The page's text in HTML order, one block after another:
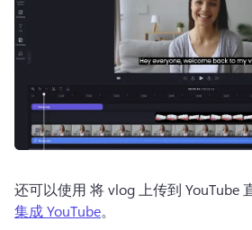
还可以使用 将 vlog 上传到 YouTube
集成 YouTube。